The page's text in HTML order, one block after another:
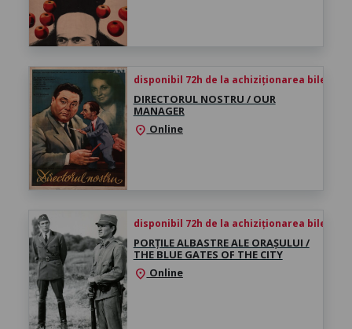
disponibil 72h de la achiziționarea biletului
DIRECTORUL NOSTRU / OUR
MANAGER
location_on Online
disponibil 72h de la achiziționarea biletului
PORȚILE ALBASTRE ALE ORAȘULUI /
THE BLUE GATES OF THE CITY
location_on Online